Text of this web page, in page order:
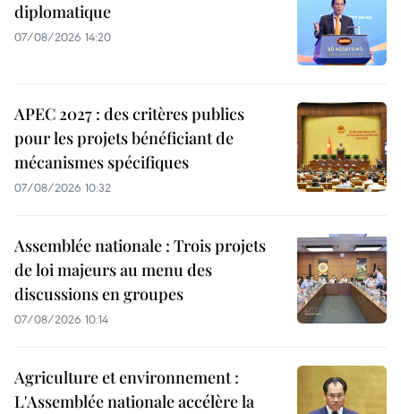
diplomatique
07/08/2026 14:20
APEC 2027 : des critères publics
pour les projets bénéficiant de
mécanismes spécifiques
07/08/2026 10:32
Assemblée nationale : Trois projets
de loi majeurs au menu des
discussions en groupes
07/08/2026 10:14
Agriculture et environnement :
L'Assemblée nationale accélère la